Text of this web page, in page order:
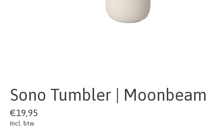
Sono Tumbler | Moonbeam
€19,95
Incl. btw